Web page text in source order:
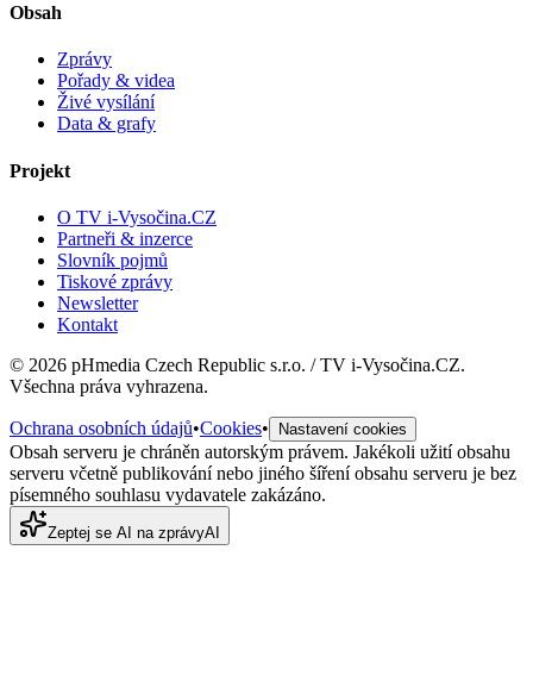
Obsah
Zprávy
Pořady & videa
Živé vysílání
Data & grafy
Projekt
O TV i-Vysočina.CZ
Partneři & inzerce
Slovník pojmů
Tiskové zprávy
Newsletter
Kontakt
© 2026 pHmedia Czech Republic s.r.o. / TV i-Vysočina.CZ.
Všechna práva vyhrazena.
Ochrana osobních údajů•Cookies• Nastavení cookies
Obsah serveru je chráněn autorským právem. Jakékoli užití obsahu
serveru včetně publikování nebo jiného šíření obsahu serveru je bez
písemného souhlasu vydavatele zakázáno.
Zeptej se AI na zprávyAI